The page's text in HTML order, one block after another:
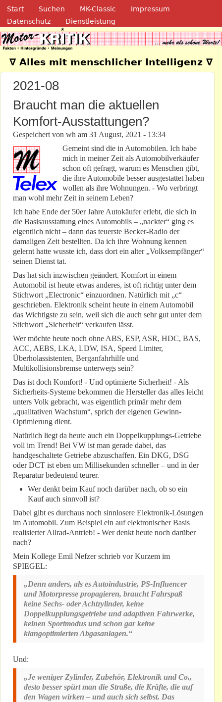
Direkt zum Inhalt
Navigation
Start Suchen MK-Classic
Impressum
Datenschutz
Dienstleistung
Motor-Kritik.de
∇ Alles mit menschlicher Intelligenz ∇
2021-08
Braucht man die aktuellen
Komfort-Ausstattungen?
Gespeichert von wh am 31 August, 2021 - 13:34
Gemeint sind die in Automobilen. Ich habe
mich in meiner Zeit als Automobilverkäufer
schon oft gefragt, warum es Menschen gibt,
die ihre Automobile besser ausgestattet haben
wollen als ihre Wohnungen. - Wo verbringt
man wohl mehr Zeit in seinem Leben?
Ich habe Ende der 50er Jahre Autokäufer erlebt, die sich in
die Basisausstattung eines Automobils – „nackter“ ging es
eigentlich nicht – dann das teuerste Becker-Radio der
damaligen Zeit bestellten. Da ich ihre Wohnung kennen
gelernt hatte wusste ich, dass dort ein alter „Volksempfänger“
seinen Dienst tat.
Das hat sich inzwischen geändert. Komfort in einem
Automobil ist heute etwas anderes, ist oft richtig unter dem
Stichwort „Electronic“ einzuordnen. Natürlich mit „c“
geschrieben. Elektronik scheint heute in einem Automobil
das Wichtigste zu sein, weil sich die auch sehr gut unter dem
Stichwort „Sicherheit“ verkaufen lässt.
Wer möchte heute noch ohne ABS, ESP, ASR, HDC, BAS,
ACC, AEBS, LKA, LDW, ISA, Speed Limiter,
Überholassistenten, Berganfahrhilfe und
Multikollisionsbremse unterwegs sein?
Das ist doch Komfort! - Und optimierte Sicherheit! - Als
Sicherheits-Systeme bekommen die Hersteller das alles leicht
unters Volk gebracht, was eigentlich primär mehr dem
„qualitativen Wachstum“, sprich der eigenen Gewinn-
Optimierung dient.
Natürlich liegt da heute auch ein Doppelkupplungs-Getriebe
voll im Trend! Bei VW ist man gerade dabei, das
handgeschaltete Getriebe abzuschaffen. Ein DKG, DSG
oder DCT ist eben um Millisekunden schneller – und in der
Reparatur bedeutend teurer.
Wer denkt beim Kauf noch darüber nach, ob so ein
Kauf auch sinnvoll ist?
Dabei gibt es durchaus noch sinnlosere Elektronik-Lösungen
im Automobil. Zum Beispiel ein auf elektronischer Basis
realisierter Allrad-Antrieb! - Wer denkt heute noch darüber
nach?
Mein Kollege Emil Nefzer schrieb vor Kurzem im
SPIEGEL:
„Denn anders, als es Autoindustrie, PS-Influencer
und Motorpresse propagieren, braucht Fahrspaß
keine Sechs- oder Achtzylinder, keine
Doppelkupplungsgetriebe und adaptiven Fahrwerke,
keinen Sportmodus und schon gar keine
klangoptimierten Abgasanlagen.“
Und:
„Je weniger Zylinder, Zubehör, Elektronik und Co.,
desto besser spürt man die Straße, die Kräfte, die auf
den Wagen wirken – und auch sich selbst. Das